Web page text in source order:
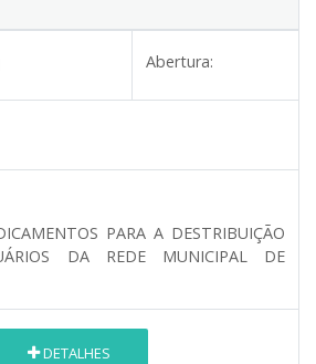
Abertura:
PARA A DESTRIBUIÇÃO
DA REDE MUNICIPAL DE
DETALHES